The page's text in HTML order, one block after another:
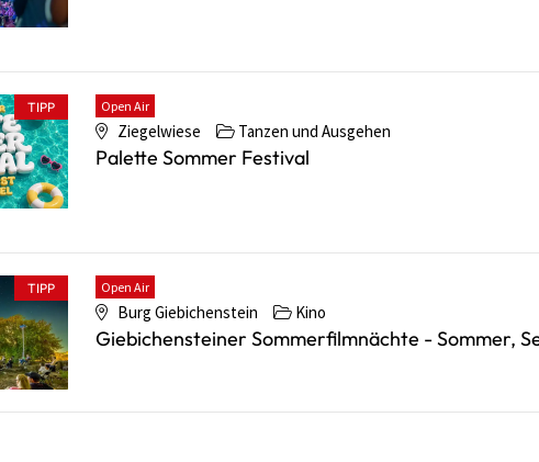
Ziegelwiese Tanzen und Ausgehen
TIPP Open Air
Palette Sommer Festival
Burg Giebichenstein Kino
TIPP Open Air
Giebichensteiner Sommerfilmnächte - Sommer,